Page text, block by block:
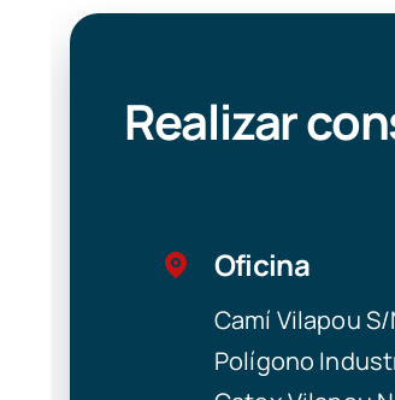
Realizar
Oficina
Camí Vilapou S/
Polígono